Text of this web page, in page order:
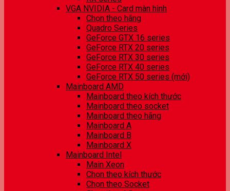
VGA NVIDIA - Card màn hình
Chọn theo hãng
Quadro Series
GeForce GTX 16 series
GeForce RTX 20 series
GeForce RTX 30 series
GeForce RTX 40 series
GeForce RTX 50 series (mới)
Mainboard AMD
Mainboard theo kích thước
Mainboard theo socket
Mainboard theo hãng
Mainboard A
Mainboard B
Mainboard X
Mainboard Intel
Main Xeon
Chọn theo kích thước
Chọn theo Socket